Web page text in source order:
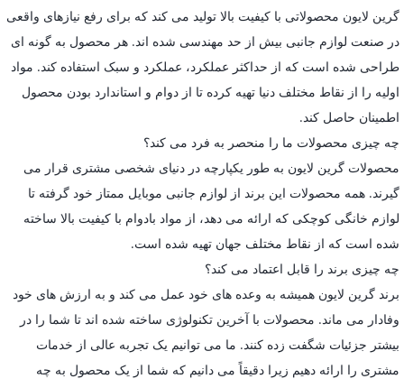
گرین لایون محصولاتی با کیفیت بالا تولید می کند که برای رفع نیازهای واقعی
در صنعت لوازم جانبی بیش از حد مهندسی شده اند. هر محصول به گونه ای
طراحی شده است که از حداکثر عملکرد، عملکرد و سبک استفاده کند. مواد
اولیه را از نقاط مختلف دنیا تهیه کرده تا از دوام و استاندارد بودن محصول
اطمینان حاصل کند.
چه چیزی محصولات ما را منحصر به فرد می کند؟
محصولات گرین لایون به طور یکپارچه در دنیای شخصی مشتری قرار می
گیرند. همه محصولات این برند از لوازم جانبی موبایل ممتاز خود گرفته تا
لوازم خانگی کوچکی که ارائه می دهد، از مواد بادوام با کیفیت بالا ساخته
شده است که از نقاط مختلف جهان تهیه شده است.
چه چیزی برند را قابل اعتماد می کند؟
برند گرین لایون همیشه به وعده های خود عمل می کند و به ارزش های خود
وفادار می ماند. محصولات با آخرین تکنولوژی ساخته شده اند تا شما را در
بیشتر جزئیات شگفت زده کنند. ما می توانیم یک تجربه عالی از خدمات
مشتری را ارائه دهیم زیرا دقیقاً می دانیم که شما از یک محصول به چه